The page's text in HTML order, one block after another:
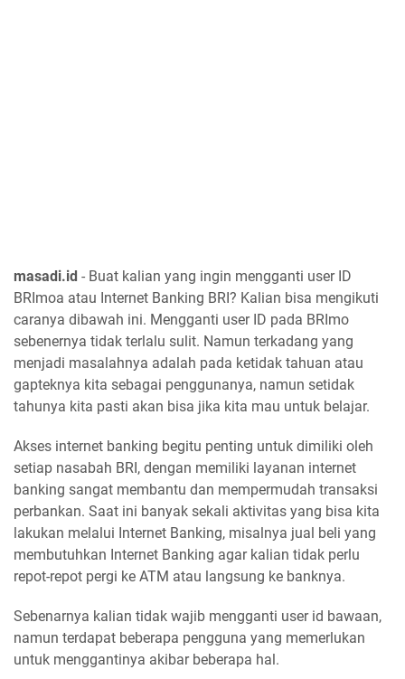
masadi.id - Buat kalian yang ingin mengganti user ID
BRImoa atau Internet Banking BRI? Kalian bisa mengikuti
caranya dibawah ini. Mengganti user ID pada BRImo
sebenernya tidak terlalu sulit. Namun terkadang yang
menjadi masalahnya adalah pada ketidak tahuan atau
gapteknya kita sebagai penggunanya, namun setidak
tahunya kita pasti akan bisa jika kita mau untuk belajar.
Akses internet banking begitu penting untuk dimiliki oleh
setiap nasabah BRI, dengan memiliki layanan internet
banking sangat membantu dan mempermudah transaksi
perbankan. Saat ini banyak sekali aktivitas yang bisa kita
lakukan melalui Internet Banking, misalnya jual beli yang
membutuhkan Internet Banking agar kalian tidak perlu
repot-repot pergi ke ATM atau langsung ke banknya.
Sebenarnya kalian tidak wajib mengganti user id bawaan,
namun terdapat beberapa pengguna yang memerlukan
untuk menggantinya akibar beberapa hal.